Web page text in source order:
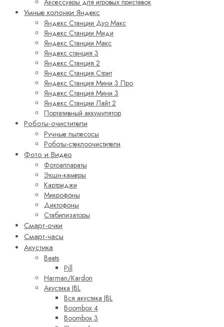
Умные колонки Яндекс
Яндекс Станции Дуо Макс
Яндекс Станции Миди
Яндекс Станции Макс
Яндекс станция 3
Яндекс Станция 2
Яндекс Станция Стрит
Яндекс Станция Мини 3 Про
Яндекс Станция Мини 3
Яндекс Станции Лайт 2
Портативный аккумулятор
Роботы-очистители
Ручные пылесосы
Роботы-стеклоочистители
Фото и Видео
Фотоаппараты
Экшн-камеры
Картриджи
Микрофоны
Диктофоны
Стабилизаторы
Смарт-очки
Смарт-часы
Акустика
Beats
Pill
Harman/Kardon
Акустика JBL
Вся акустика JBL
Boombox 4
Boombox 3